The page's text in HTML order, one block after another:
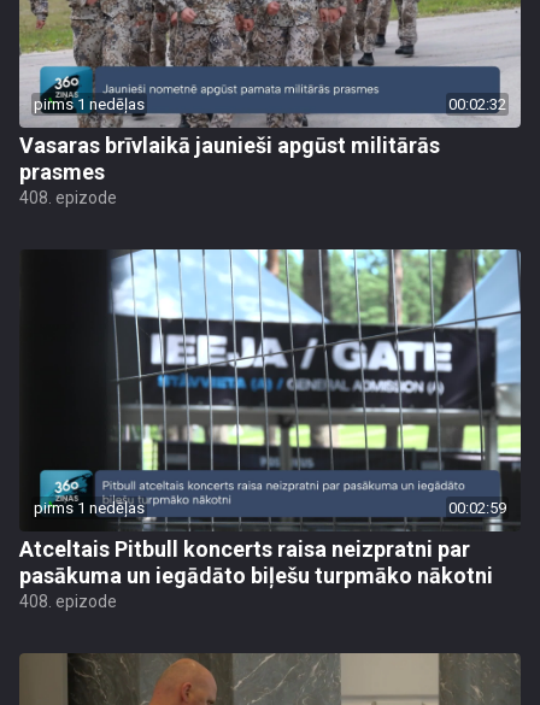
pirms 1 nedēļas 00:02:32
Vasaras brīvlaikā jaunieši apgūst militārās
prasmes
408. epizode
pirms 1 nedēļas 00:02:59
Atceltais Pitbull koncerts raisa neizpratni par
pasākuma un iegādāto biļešu turpmāko nākotni
408. epizode